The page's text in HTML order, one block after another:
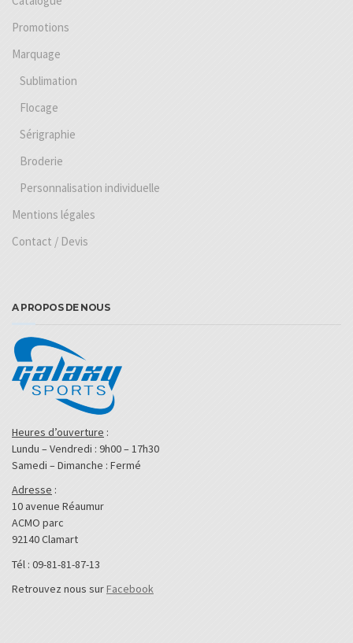
Promotions
Marquage
Sublimation
Flocage
Sérigraphie
Broderie
Personnalisation individuelle
Mentions légales
Contact / Devis
A PROPOS DE NOUS
Heures d’ouverture :
Lundu – Vendredi : 9h00 – 17h30
Samedi – Dimanche : Fermé
Adresse :
10 avenue Réaumur
ACMO parc
92140 Clamart
Tél : 09-81-81-87-13
Retrouvez nous surFacebook